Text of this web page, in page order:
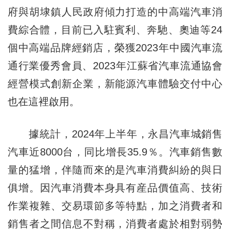
府與胡埭鎮人民政府傾力打造的中高端汽車消
費綜合體，目前已入駐賓利、奔馳、奧迪等24
個中高端品牌經銷店，榮獲2023年中國汽車流
通行業優秀會員、2023年江蘇省汽車流通協會
經營模式創新企業，新能源汽車體驗交付中心
也在這裡啟用。
據統計，2024年上半年，永昌汽車城銷售
汽車近8000台，同比增長35.9％。汽車銷售數
量的猛增，伴隨而來的是汽車消費糾紛的與日
俱增。因汽車消費本身具有産品價值高、技術
作業複雜、交易環節多等特點，加之消費者和
銷售者之間信息不對稱，消費者處於相對弱勢